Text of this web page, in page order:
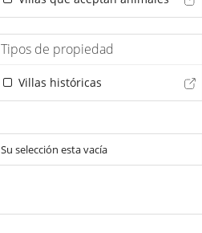
Tipos de propiedad
Villas históricas
Su selección esta vacía